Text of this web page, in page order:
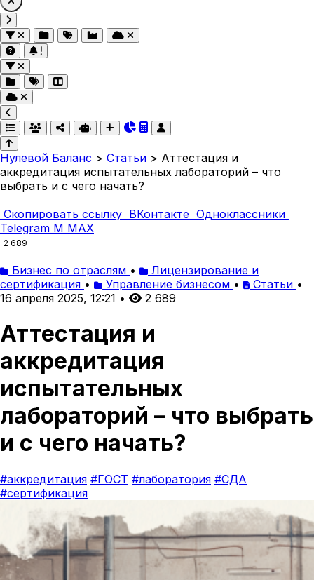
Нулевой Баланс > Статьи > Аттестация и
аккредитация испытательных лабораторий – что
выбрать и с чего начать?
Скопировать ссылку ВКонтакте Одноклассники
Telegram M MAX
2 689
Бизнес по отраслям •
Лицензирование и
сертификация • Управление бизнесом • Статьи •
16 апреля 2025, 12:21 • 2 689
Аттестация и
аккредитация
испытательных
лабораторий – что выбрать
и с чего начать?
#аккредитация #ГОСТ #лаборатория #СДА
#сертификация